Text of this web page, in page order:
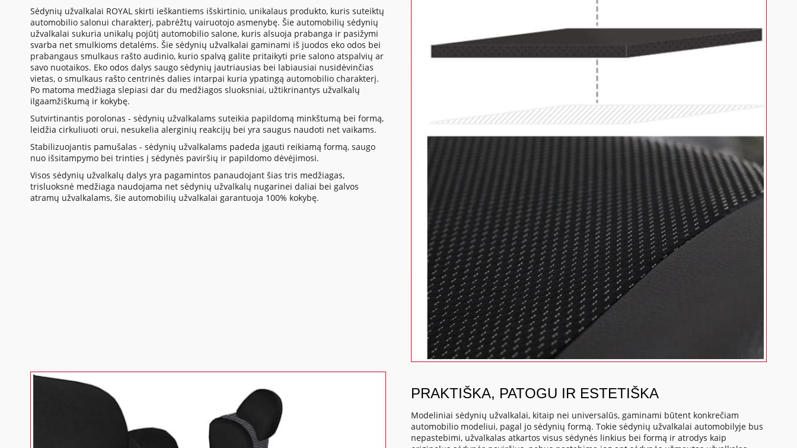
Sėdynių užvalkalai ROYAL skirti ieškantiems išskirtinio, unikalaus produkto, kuris suteiktų
automobilio salonui charakterį, pabrėžtų vairuotojo asmenybę. Šie automobilių sėdynių
užvalkalai sukuria unikalų pojūtį automobilio salone, kuris alsuoja prabanga ir pasižymi
svarba net smulkioms detalėms. Šie sėdynių užvalkalai gaminami iš juodos eko odos bei
prabangaus smulkaus rašto audinio, kurio spalvą galite pritaikyti prie salono atspalvių ar
savo nuotaikos. Eko odos dalys saugo sėdynių jautriausias bei labiausiai nusidėvinčias
vietas, o smulkaus rašto centrinės dalies intarpai kuria ypatingą automobilio charakterį.
Po matoma medžiaga slepiasi dar du medžiagos sluoksniai, užtikrinantys užvalkalų
ilgaamžiškumą ir kokybę.
Sutvirtinantis porolonas - sėdynių užvalkalams suteikia papildomą minkštumą bei formą,
leidžia cirkuliuoti orui, nesukelia alerginių reakcijų bei yra saugus naudoti net vaikams.
Stabilizuojantis pamušalas - sėdynių užvalkalams padeda įgauti reikiamą formą, saugo
nuo išsitampymo bei trinties į sėdynės paviršių ir papildomo dėvėjimosi.
Visos sėdynių užvalkalų dalys yra pagamintos panaudojant šias tris medžiagas,
trisluoksnė medžiaga naudojama net sėdynių užvalkalų nugarinei daliai bei galvos
atramų užvalkalams, šie automobilių užvalkalai garantuoja 100% kokybę.
PRAKTIŠKA, PATOGU IR ESTETIŠKA
Modeliniai sėdynių užvalkalai, kitaip nei universalūs, gaminami būtent konkrečiam
automobilio modeliui, pagal jo sėdynių formą. Tokie sėdynių užvalkalai automobilyje bus
nepastebimi, užvalkalas atkartos visus sėdynės linkius bei formą ir atrodys kaip